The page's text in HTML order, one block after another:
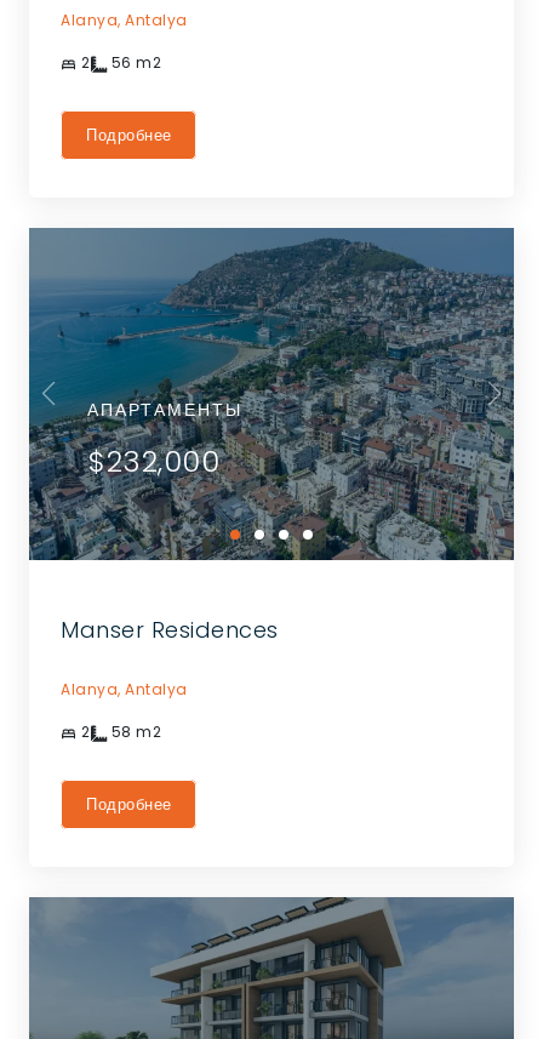
Alanya, Antalya
2 56 m2
Подробнее
АПАРТАМЕНТЫ
$232,000
Manser Residences
Alanya, Antalya
2 58 m2
Подробнее